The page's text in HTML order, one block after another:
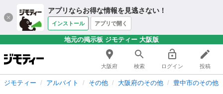
アプリならお得な情報を見逃さない！
インストール アプリで開く
地元の掲示板 ジモティー 大阪版
大阪府 検索 ログイン 投稿
ジモティー アルバイト その他 大阪府のその他 豊中市のその他